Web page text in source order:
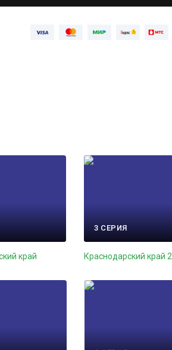
край
3 СЕРИЯ
Краснодарский край 2